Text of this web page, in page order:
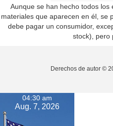
Aunque se han hecho todos
materiales que aparecen en él, se
debe pagar un consumidor,
stock), pero
Derechos de autor ©
04:30 am
Aug. 7, 2026